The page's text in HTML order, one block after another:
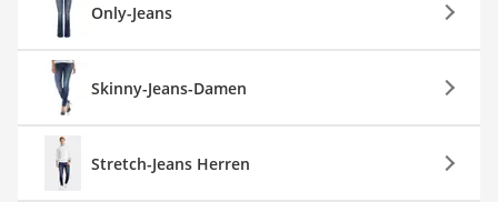
Only-Jeans
Skinny-Jeans-Damen
Stretch-Jeans Herren